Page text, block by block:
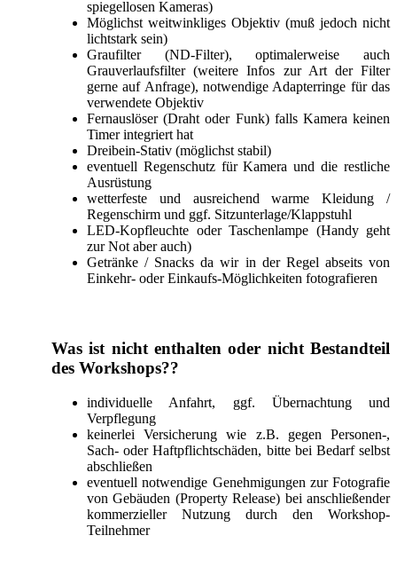
spiegellosen Kameras)
Möglichst weitwinkliges Objektiv (muß jedoch nicht
lichtstark sein)
Graufilter (ND-Filter), optimalerweise auch
Grauverlaufsfilter (weitere Infos zur Art der Filter
gerne auf Anfrage), notwendige Adapterringe für das
verwendete Objektiv
Fernauslöser (Draht oder Funk) falls Kamera keinen
Timer integriert hat
Dreibein-Stativ (möglichst stabil)
eventuell Regenschutz für Kamera und die restliche
Ausrüstung
wetterfeste und ausreichend warme Kleidung /
Regenschirm und ggf. Sitzunterlage/Klappstuhl
LED-Kopfleuchte oder Taschenlampe (Handy geht
zur Not aber auch)
Getränke / Snacks da wir in der Regel abseits von
Einkehr- oder Einkaufs-Möglichkeiten fotografieren
Was ist nicht enthalten oder nicht Bestandteil
des Workshops??
individuelle Anfahrt, ggf. Übernachtung und
Verpflegung
keinerlei Versicherung wie z.B. gegen Personen-,
Sach- oder Haftpflichtschäden, bitte bei Bedarf selbst
abschließen
eventuell notwendige Genehmigungen zur Fotografie
von Gebäuden (Property Release) bei anschließender
kommerzieller Nutzung durch den Workshop-
Teilnehmer